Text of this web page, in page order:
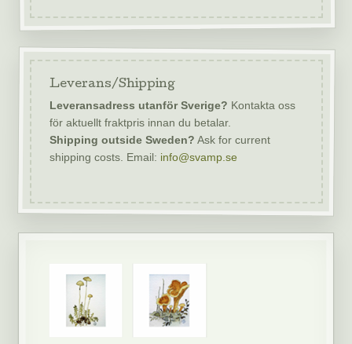
Leverans/Shipping
Leveransadress utanför Sverige? Kontakta oss
för aktuellt fraktpris innan du betalar.
Shipping outside Sweden? Ask for current
shipping costs. Email: info@svamp.se